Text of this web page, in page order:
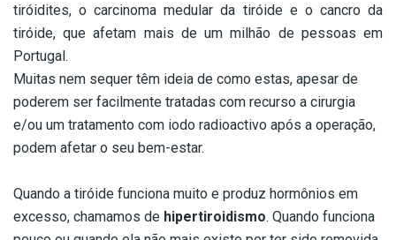
tiróidites, o carcinoma medular da tiróide e o cancro da
tiróide, que afetam mais de um milhão de pessoas em
Portugal.
Muitas nem sequer têm ideia de como estas, apesar de
poderem ser facilmente tratadas com recurso a cirurgia
e/ou um tratamento com iodo radioactivo após a operação,
podem afetar o seu bem-estar.
Quando a tiróide funciona muito e produz hormônios em
excesso, chamamos de hipertiroidismo. Quando funciona